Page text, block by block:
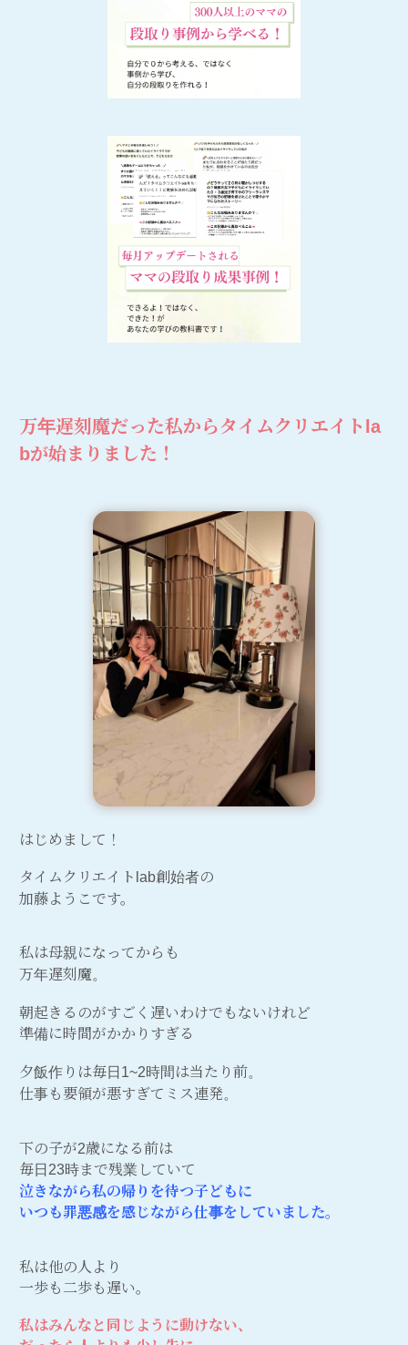
万年遅刻魔だった私からタイムクリエイトla
bが始まりました！
はじめまして！
タイムクリエイトlab創始者の
加藤ようこです。
私は母親になってからも
万年遅刻魔。
朝起きるのがすごく遅いわけでもないけれど
準備に時間がかかりすぎる
夕飯作りは毎日1~2時間は当たり前。
仕事も要領が悪すぎてミス連発。
下の子が2歳になる前は
毎日23時まで残業していて
泣きながら私の帰りを待つ子どもに
いつも罪悪感を感じながら仕事をしていました。
私は他の人より
一歩も二歩も遅い。
私はみんなと同じように動けない、